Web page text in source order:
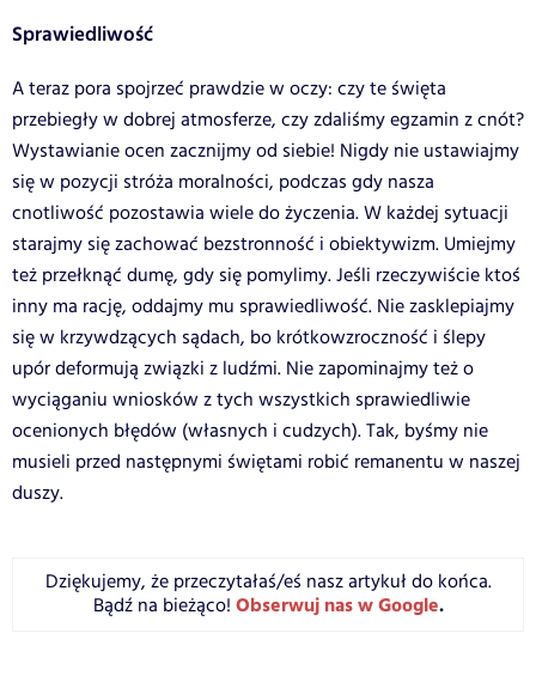
Sprawiedliwość
A teraz pora spojrzeć prawdzie w oczy: czy te święta
przebiegły w dobrej atmosferze, czy zdaliśmy egzamin z cnót?
Wystawianie ocen zacznijmy od siebie! Nigdy nie ustawiajmy
się w pozycji stróża moralności, podczas gdy nasza
cnotliwość pozostawia wiele do życzenia. W każdej sytuacji
starajmy się zachować bezstronność i obiektywizm. Umiejmy
też przełknąć dumę, gdy się pomylimy. Jeśli rzeczywiście ktoś
inny ma rację, oddajmy mu sprawiedliwość. Nie zasklepiajmy
się w krzywdzących sądach, bo krótkowzroczność i ślepy
upór deformują związki z ludźmi. Nie zapominajmy też o
wyciąganiu wniosków z tych wszystkich sprawiedliwie
ocenionych błędów (własnych i cudzych). Tak, byśmy nie
musieli przed następnymi świętami robić remanentu w naszej
duszy.
Dziękujemy, że przeczytałaś/eś nasz artykuł do końca.
Bądź na bieżąco! Obserwuj nas w Google.